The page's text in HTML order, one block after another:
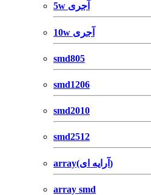
5w آجری
10w آجری
smd805
smd1206
smd2010
smd2512
array(آرایه ای)
array smd